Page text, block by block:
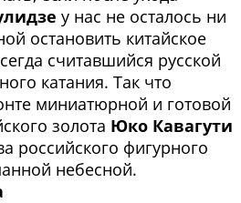
у нас не осталось ни
остановить китайское
считавшийся русской
катания. Так что
миниатюрной и готовой
золота Юко Кавагути
российского фигурного
небесной.